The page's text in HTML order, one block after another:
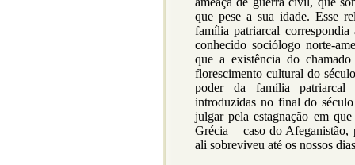
que pese a sua idade. Esse
família patriarcal
conhecido sociólogo norte-
que a existência do
florescimento cultural do
poder da família patriarcal
introduzidas no final do
julgar pela estagnação em
Grécia – caso do
ali sobreviveu até os nossos